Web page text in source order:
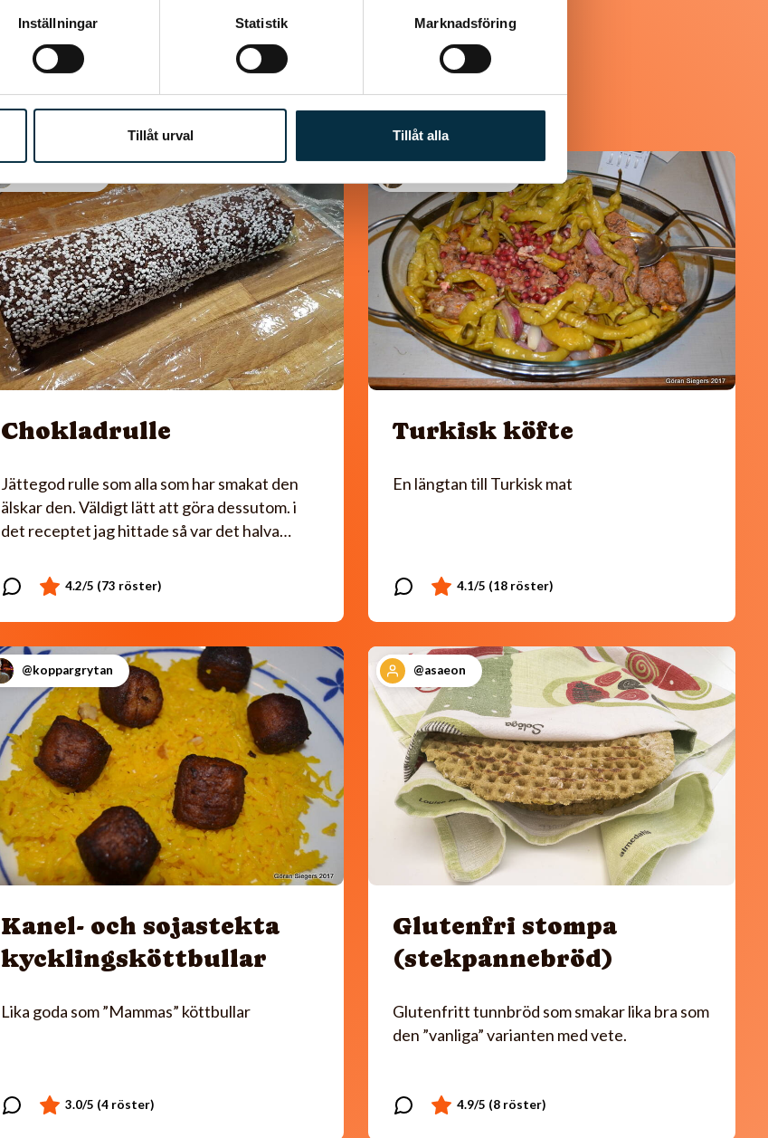
Inställningar Statistik Marknadsföring
Tillåt urval Tillåt alla
Liknande recept
Chokladrulle
Jättegod rulle som alla som har smakat den
älskar den. Väldigt lätt att göra dessutom. i
det receptet jag hittade så var det halva…
Turkisk köfte
En längtan till Turkisk mat
@koppargrytan
Kanel- och sojastekta
kycklingsköttbullar
Lika goda som ”Mammas” köttbullar
@asaeon
Glutenfri stompa
(stekpannebröd)
Glutenfritt tunnbröd som smakar lika bra som
den ”vanliga” varianten med vete.